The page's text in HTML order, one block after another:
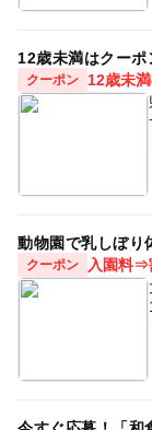
12歳未満はクー
クーポン 12歳未
動物園で乳しぼり
クーポン
入園料⇒